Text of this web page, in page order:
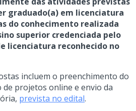
graduado(a) em licenciatura
do conhecimento realizada
superior credenciada pelo
licenciatura reconhecido no
incluem o preenchimento do
projetos online e envio da
prevista no edital.